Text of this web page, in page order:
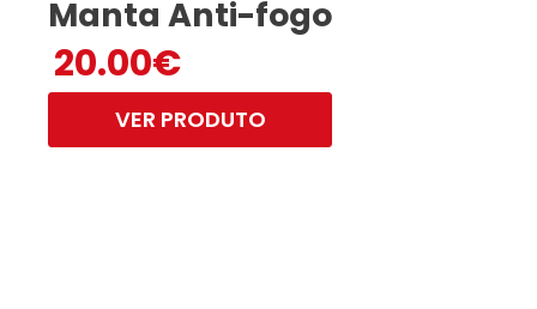
Manta Anti-fogo
20.00€
VER PRODUTO